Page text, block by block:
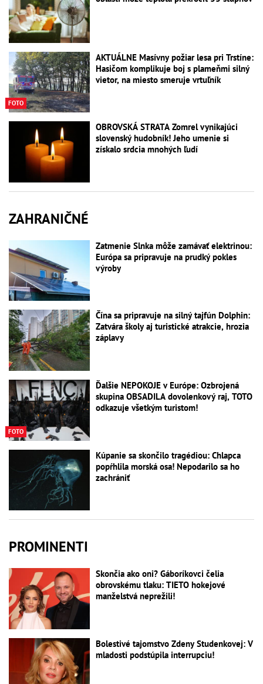
FOTO
AKTUÁLNE Masívny požiar lesa pri Trstíne:
Hasičom komplikuje boj s plameňmi silný
vietor, na miesto smeruje vrtuľník
OBROVSKÁ STRATA Zomrel vynikajúci
slovenský hudobník! Jeho umenie si
získalo srdcia mnohých ľudí
ZAHRANIČNÉ
Zatmenie Slnka môže zamávať elektrinou:
Európa sa pripravuje na prudký pokles
výroby
Čína sa pripravuje na silný tajfún Dolphin:
Zatvára školy aj turistické atrakcie, hrozia
záplavy
FOTO
Ďalšie NEPOKOJE v Európe: Ozbrojená
skupina OBSADILA dovolenkový raj, TOTO
odkazuje všetkým turistom!
Kúpanie sa skončilo tragédiou: Chlapca
popŕhlila morská osa! Nepodarilo sa ho
zachrániť
PROMINENTI
Skončia ako oni? Gáboríkovci čelia
obrovskému tlaku: TIETO hokejové
manželstvá neprežili!
Bolestivé tajomstvo Zdeny Studenkovej: V
mladosti podstúpila interrupciu!